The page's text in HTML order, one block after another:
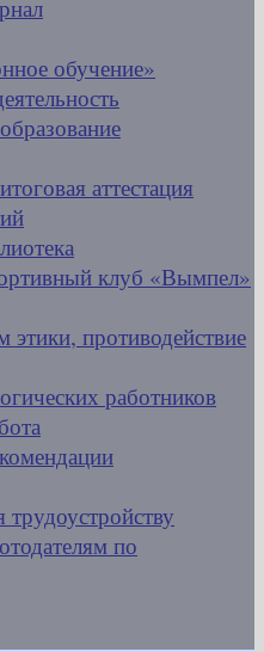
обучение»
аттестация
клуб «Вымпел»
противодействие
работников
трудоустройству
по